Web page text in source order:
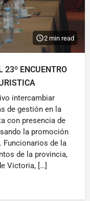
2 min read
23º ENCUENTRO
intercambiar
de gestión en la
con presencia de
la promoción
de la
de la provincia,
Victoria, […]